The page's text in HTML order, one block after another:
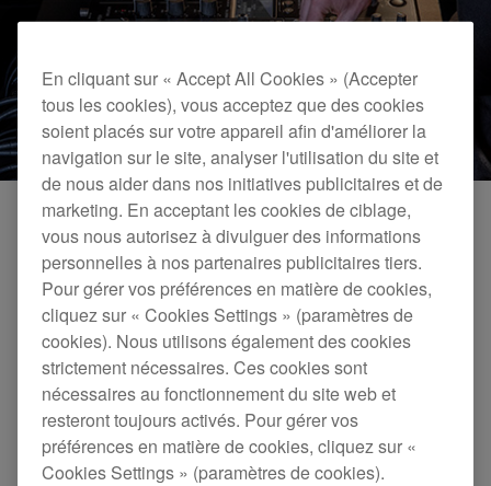
6 voies
Choisissez votre configuration idéale et branchez tous
les appareils que vous voulez – CDJ, platines vinyles,
samplers, synthés ou boîtes à rythmes. Pour faciliter
l’installation, les entrées analogiques sont alignées avec
chaque voie sur le dessus de l’appareil, et vous savez
donc toujours où brancher vos câbles quand vous êtes
dans la cabine DJ.
En cliquant sur « Accept All Cookies » (Accepter
tous les cookies), vous acceptez que des cookies
soient placés sur votre appareil afin d'améliorer la
navigation sur le site, analyser l'utilisation du site et
de nous aider dans nos initiatives publicitaires et de
marketing. En acceptant les cookies de ciblage,
vous nous autorisez à divulguer des informations
personnelles à nos partenaires publicitaires tiers.
Pour gérer vos préférences en matière de cookies,
cliquez sur « Cookies Settings » (paramètres de
cookies). Nous utilisons également des cookies
strictement nécessaires. Ces cookies sont
nécessaires au fonctionnement du site web et
resteront toujours activés. Pour gérer vos
préférences en matière de cookies, cliquez sur «
Cookies Settings » (paramètres de cookies).